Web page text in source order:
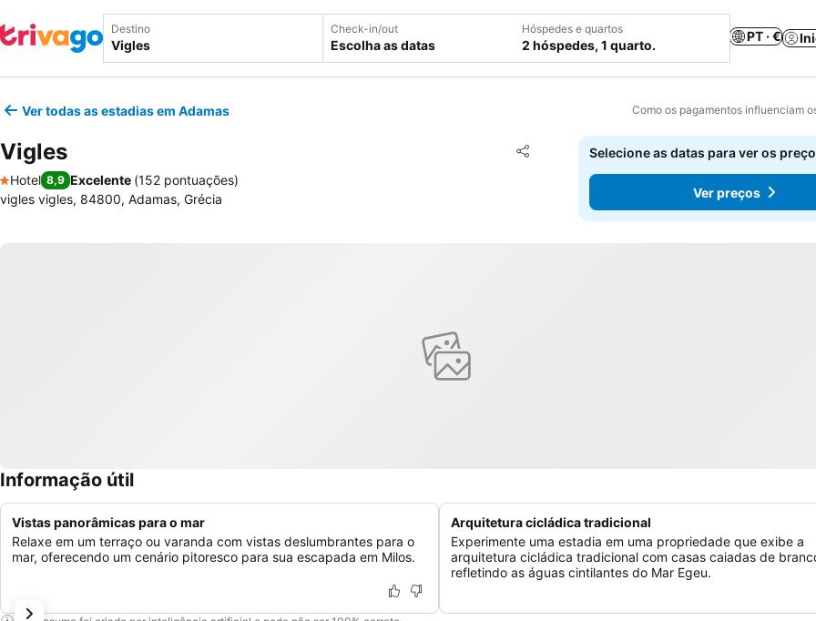
Destino Check-in/out
Escolha as datas
Hóspedes e quartos
2 hóspedes, 1 quarto.
PT · €
Ver todas as estadias em Adamas Como os pagamentos influenciam
Vigles Partilhar
Adicionar aos favoritos
1 Estrelas
Hotel 8,9 Excelente (152 pontuações)
vigles vigles, 84800, Adamas, Grécia
Selecione as datas para ver os
Ver preços
Informação útil
Vistas panorâmicas para o mar
Relaxe em um terraço ou varanda com vistas deslumbrantes para o
mar, oferecendo um cenário pitoresco para sua escapada em Milos.
Arquitetura cicládica tradicional
Experimente uma estadia em uma propriedade que exibe a
arquitetura cicládica tradicional com casas caiadas de
refletindo as águas cintilantes do Mar Egeu.